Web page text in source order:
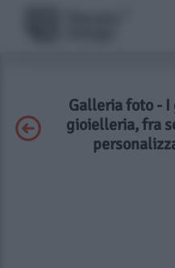
Galleria foto -
gioielleria, fra